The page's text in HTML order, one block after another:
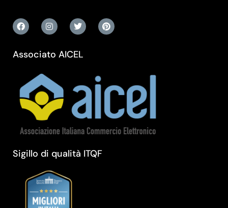
Associato AICEL
Sigillo di qualità ITQF